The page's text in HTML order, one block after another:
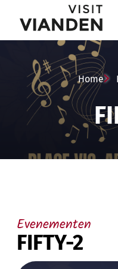
FIFTY-
2
Home
Evenementen
FIFTY-2